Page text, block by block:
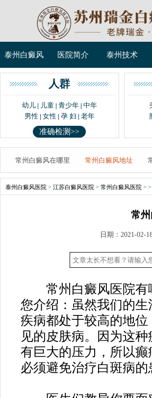
泰州白癜风 医院简介 泰州技术
人群
幼儿| 儿童| 青少年| 中年
男性
女性 孕 妇 老年
准确检测>>
常州白癜风在哪里 常州白癜风地址
泰州白癜风医院 > 江苏白癜风医院 > 常州白癜风医院 > >
常
日期：2021-02-
常州白癜风医院有
您介绍：虽然我们的
疾病都处于较高的地
见的皮肤病。因为这
有巨大的压力，所以
必须避免治疗白斑病的